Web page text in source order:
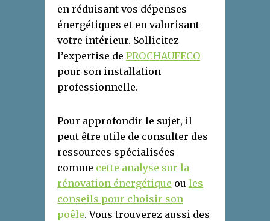
en réduisant vos dépenses
énergétiques et en valorisant
votre intérieur. Sollicitez
l’expertise de PROCHAUFECO
pour son installation
professionnelle.
Pour approfondir le sujet, il
peut être utile de consulter des
ressources spécialisées
comme cette analyse sur la
rénovation énergétique ou les
conseils pour choisir son
poêle. Vous trouverez aussi des